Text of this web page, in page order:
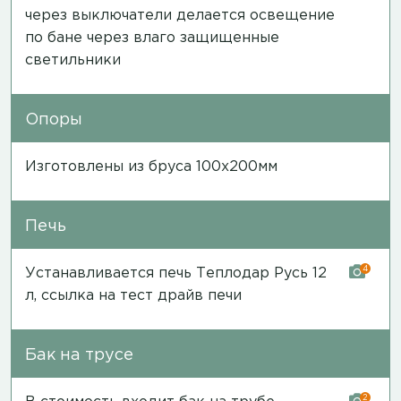
через выключатели делается освещение
по бане через влаго защищенные
светильники
Опоры
Изготовлены из бруса 100х200мм
Печь
Устанавливается печь Теплодар Русь 12
л, ссылка на тест драйв печи
4
Бак на трусе
2